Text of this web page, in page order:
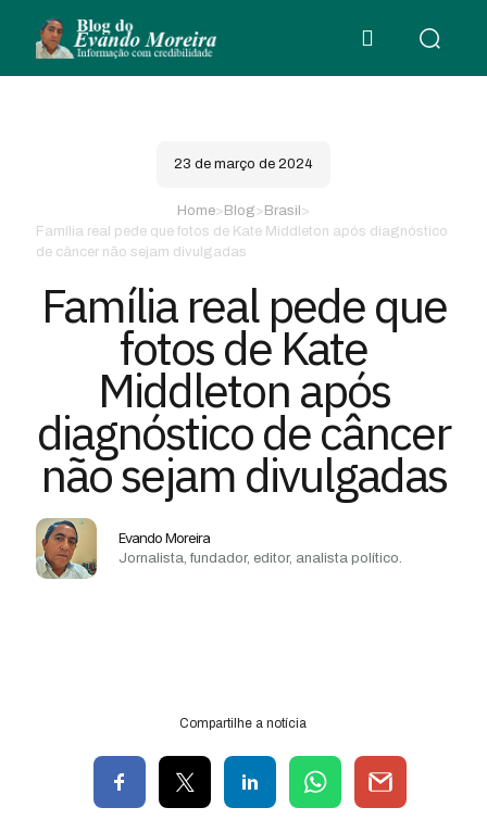
23 de março de 2024
Home> Blog> Brasil >
Família real pede que fotos de Kate Middleton após diagnóstico
de câncer não sejam divulgadas
Família real pede que
fotos de Kate
Middleton após
diagnóstico de câncer
não sejam divulgadas
Evando Moreira
Jornalista, fundador, editor, analista político.
Compartilhe a notícia